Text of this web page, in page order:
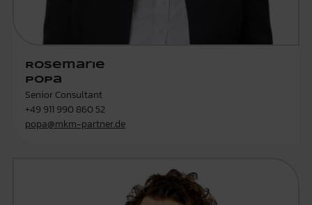
Rosemarie
Popa
Senior Consultant
+49 911 990 860 52
popa@mkm-partner.de